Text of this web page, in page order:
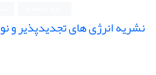
نشریه انرژی های تجدیدپذیر و نو